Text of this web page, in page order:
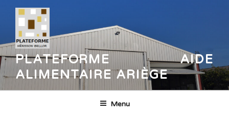
contenu
principal
PLATEFORME AIDE
ALIMENTAIRE ARIÈGE
Menu